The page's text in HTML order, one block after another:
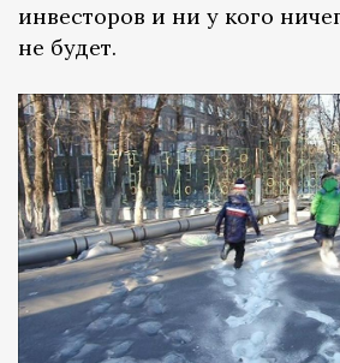
инвесторов и ни у кого
не будет.